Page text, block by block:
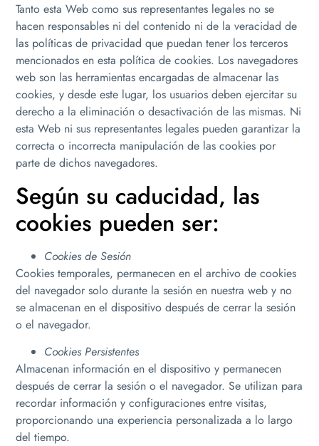
Tanto esta Web como sus representantes legales no se
hacen responsables ni del contenido ni de la veracidad de
las políticas de privacidad que puedan tener los terceros
mencionados en esta política de cookies. Los navegadores
web son las herramientas encargadas de almacenar las
cookies, y desde este lugar, los usuarios deben ejercitar su
derecho a la eliminación o desactivación de las mismas. Ni
esta Web ni sus representantes legales pueden garantizar la
correcta o incorrecta manipulación de las cookies por
parte de dichos navegadores.
Según su caducidad, las
cookies pueden ser:
Cookies de Sesión
Cookies temporales, permanecen en el archivo de cookies
del navegador solo durante la sesión en nuestra web y no
se almacenan en el dispositivo después de cerrar la sesión
o el navegador.
Cookies Persistentes
Almacenan información en el dispositivo y permanecen
después de cerrar la sesión o el navegador. Se utilizan para
recordar información y configuraciones entre visitas,
proporcionando una experiencia personalizada a lo largo
del tiempo.